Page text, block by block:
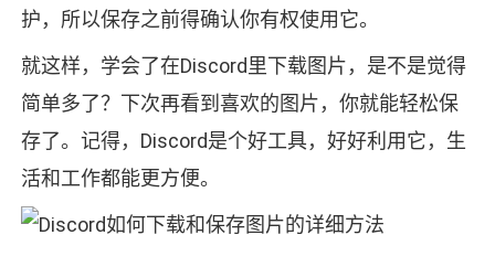
护，所以保存之前得确认你有权使用它。
就这样，学会了在Discord里下载图片，是不是觉得
简单多了？下次再看到喜欢的图片，你就能轻松保
存了。记得，Discord是个好工具，好好利用它，生
活和工作都能更方便。